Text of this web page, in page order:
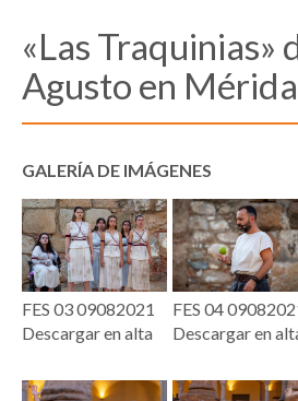
«Las Traquinias»
Agusto en
GALERÍA DE IMÁGENES
FES 03 09082021
Descargar en alta
FES 04
Descargar en